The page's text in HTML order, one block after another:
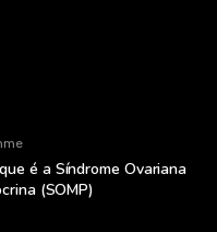
é a Síndrome Ovariana
(SOMP)